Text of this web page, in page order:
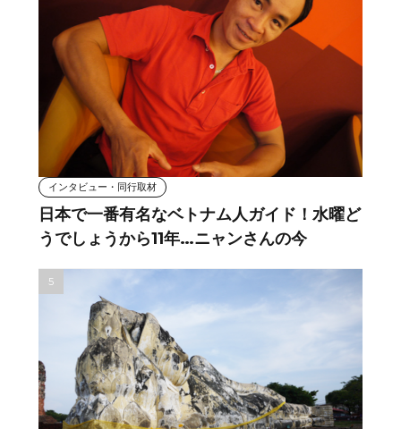
インタビュー・同行取材
日本で一番有名なベトナム人ガイド！水曜ど
うでしょうから11年…ニャンさんの今